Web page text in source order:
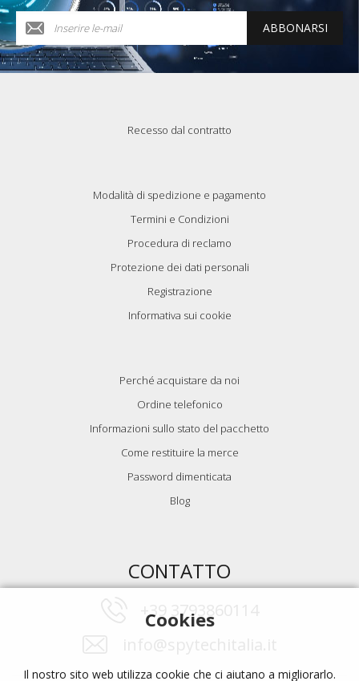
ABBONARSI
Recesso dal contratto
Modalità di spedizione e pagamento
Termini e Condizioni
Procedura di reclamo
Protezione dei dati personali
Registrazione
Informativa sui cookie
Perché acquistare da noi
Ordine telefonico
Informazioni sullo stato del pacchetto
Come restituire la merce
Password dimenticata
Blog
CONTATTO
+39 3793860114
Cookies
Il nostro sito web utilizza cookie che ci aiutano a migliorarlo.